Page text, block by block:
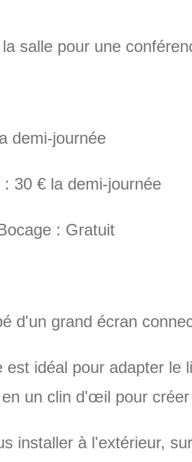
salle pour une
demi-journée
30 € la demi-journée
: Gratuit
d'un grand écran
est idéal pour adapter
un clin d'œil pour
installer à l'extérieur,